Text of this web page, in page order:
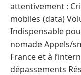
attentivement :
mobiles (data)
Indispensable
nomade Appels/
France et à
dépassements